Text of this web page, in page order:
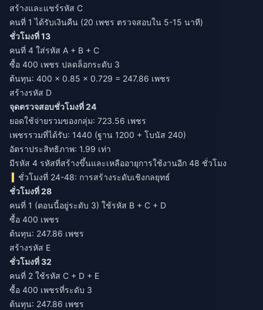
สร้างและแชร์รหัส C
คนที่ 1 ได้รับเงินคืน (20 เพชร ตรวจสอบใน 5-15 นาที)
ชั่วโมงที่ 13
คนที่ 4 ใส่รหัส A + B + C
ซื้อ 400 เพชร ปลดล็อกระดับ 3
ต้นทุน: 400 × 0.85 × 0.729 = 247.86 เพชร
สร้างรหัส D
จุดตรวจสอบชั่วโมงที่ 24
ยอดใช้จ่ายรวมของกลุ่ม: 723.56 เพชร
เพชรรวมที่ได้รับ: 1440 (ฐาน 1200 + โบนัส 240)
อัตราประสิทธิภาพ: 1.99 เท่า
มีรหัส 4 รหัสที่สร้างขึ้นและเหลืออายุการใช้งานอีก 48 ชั่วโมง
ชั่วโมงที่ 24-48: การสร้างระดับเชิงกลยุทธ์
ชั่วโมงที่ 28
คนที่ 1 (ตอนนี้อยู่ระดับ 3) ใช้รหัส B + C + D
ซื้อ 400 เพชร
ต้นทุน: 247.86 เพชร
สร้างรหัส E
ชั่วโมงที่ 32
คนที่ 2 ใช้รหัส C + D + E
ซื้อ 400 เพชรที่ระดับ 3
ต้นทุน: 247.86 เพชร